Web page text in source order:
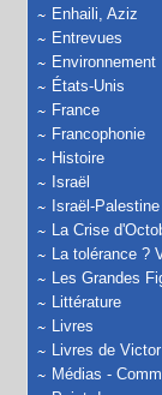
Enhaili, Aziz
Entrevues
Environnement
États-Unis
France
Francophonie
Histoire
Israël
Israël-Palestine
La Crise
La tolérance ?
Les Grandes
Littérature
Livres
Livres de Victor
Médias -